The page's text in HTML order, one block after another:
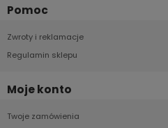
Pomoc
Zwroty i reklamacje
Regulamin sklepu
Moje konto
Twoje zamówienia